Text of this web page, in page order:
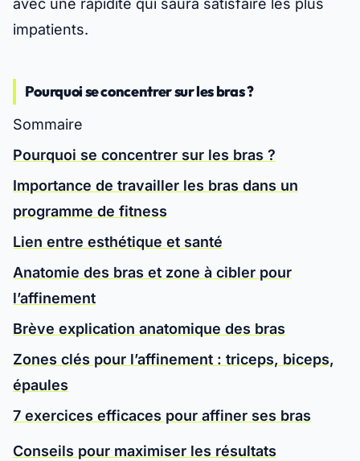
avec une rapidité qui saura satisfaire les plus
impatients.
Pourquoi se concentrer sur les bras ?
Sommaire
Pourquoi se concentrer sur les bras ?
Importance de travailler les bras dans un
programme de fitness
Lien entre esthétique et santé
Anatomie des bras et zone à cibler pour
l’affinement
Brève explication anatomique des bras
Zones clés pour l’affinement : triceps, biceps,
épaules
7 exercices efficaces pour affiner ses bras
Conseils pour maximiser les résultats